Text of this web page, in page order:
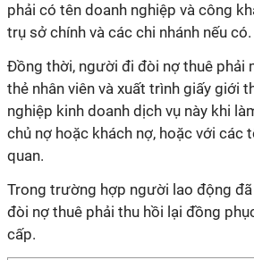
phải có tên doanh nghiệp và công
trụ sở chính và các chi nhánh nếu có.
Đồng thời, người đi đòi nợ thuê phải
thẻ nhân viên và xuất trình giấy giới
nghiệp kinh doanh dịch vụ này khi
chủ nợ hoặc khách nợ, hoặc với các
quan.
Trong trường hợp người lao động
đòi nợ thuê phải thu hồi lại đồng
cấp.